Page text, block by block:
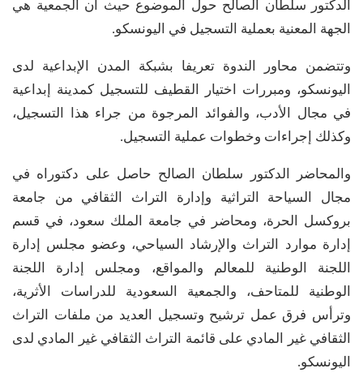
الدكتور سلطان الصالح حول الموضوع حيث أن الجمعية هي
الجهة المعنية بعملية التسجيل في اليونسكو.
وتتضمن محاور الندوة تعريفا بشبكة المدن الإبداعية لدى
اليونسكو، ومبررات اختيار القطيف للتسجيل كمدينة إبداعية
في مجال الأدب، والفوائد المرجوة من جراء هذا التسجيل،
وكذلك إجراءات وخطوات عملية التسجيل.
والمحاضر الدكتور سلطان الصالح حاصل على دكتوراه في
مجال السياحة التراثية وإدارة التراث الثقافي من جامعة
بروكسل الحرة، ومحاضر في جامعة الملك سعود، في قسم
إدارة موارد التراث والإرشاد السياحي، وعضو مجلس إدارة
اللجنة الوطنية للمعالم والمواقع، ومجلس إدارة اللجنة
الوطنية للمتاحف، والجمعية السعودية للدراسات الأثرية،
وترأس فرق عمل ترشيح وتسجيل العديد من ملفات التراث
الثقافي غير المادي على قائمة التراث الثقافي غير المادي لدى
اليونسكو.